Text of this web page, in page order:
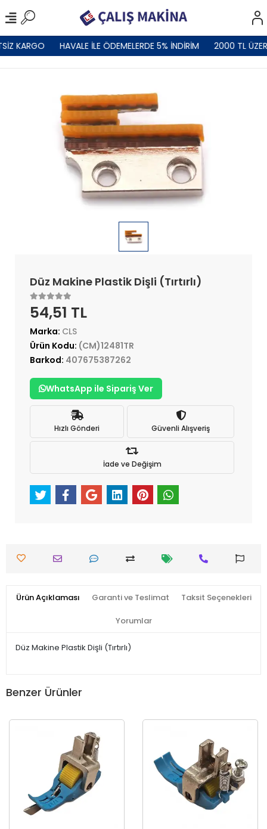
KARGO HAVALE İLE ÖDEMELERDE 5% İNDİRİM 2000 TL
Düz Makine Plastik Dişli (Tırtırlı)
54,51 TL
Marka: CLS
Ürün Kodu: (CM)12481TR
Barkod: 407675387262
WhatsApp ile Sipariş Ver
Hızlı Gönderi Güvenli Alışveriş
İade ve Değişim
Ürün Açıklaması Garanti ve Teslimat Taksit Seçenekleri
Yorumlar
Düz Makine Plastik Dişli (Tırtırlı)
Benzer Ürünler